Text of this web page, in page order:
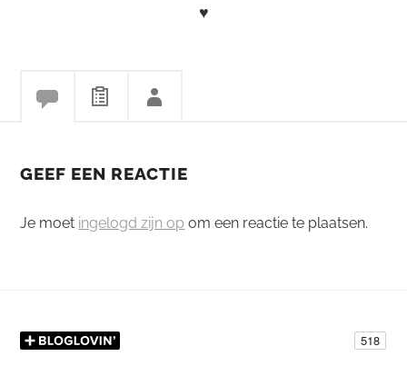
♥
GEEF EEN REACTIE
Je moet ingelogd zijn op om een reactie te plaatsen.